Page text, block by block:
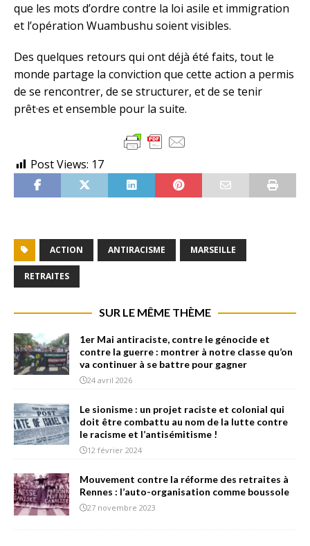
que les mots d’ordre contre la loi asile et immigration
et l’opération Wuambushu soient visibles.
Des quelques retours qui ont déjà été faits, tout le
monde partage la conviction que cette action a permis
de se rencontrer, de se structurer, et de se tenir
prêt·es et ensemble pour la suite.
Post Views: 17
ACTION ANTIRACISME MARSEILLE
RETRAITES
SUR LE MÊME THÈME
1er Mai antiraciste, contre le génocide et
contre la guerre : montrer à notre classe qu’on
va continuer à se battre pour gagner
24 avril 2026
Le sionisme : un projet raciste et colonial qui
doit être combattu au nom de la lutte contre
le racisme et l’antisémitisme !
12 février 2024
Mouvement contre la réforme des retraites à
Rennes : l’auto-organisation comme boussole
27 novembre 2023